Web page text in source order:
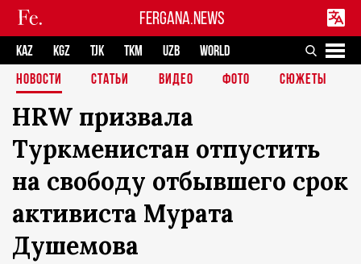
FERGANA.NEWS
KAZ KGZ TJK TKM UZB
WORLD
НОВОСТИ
СТАТЬИ ВИДЕО ФОТО СЮЖЕТЫ
HRW призвала
Туркменистан отпустить
на свободу отбывшего срок
активиста Мурата
Душемова